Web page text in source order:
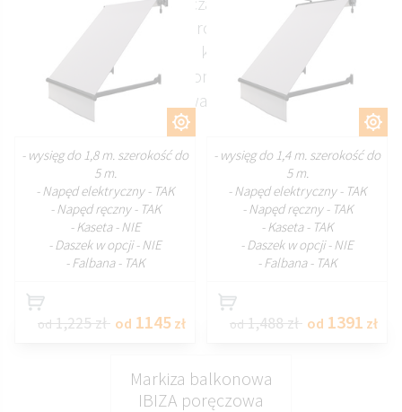
już na etapie padania promieni słonecznych, co
realnie wpływa na komfort termiczny
pomieszczeń. Solidna konstrukcja sprawdza się w
codziennym użytkowaniu przez cały sezon.
- wysięg do 1,8 m. szerokość do
5 m.
- Napęd elektryczny - TAK
- Napęd ręczny - TAK
- Kaseta - NIE
- Daszek w opcji - NIE
- Falbana - TAK
od1,225 zł od 1145 zł
- wysięg do 1,4 m. szerokość do
5 m.
- Napęd elektryczny - TAK
- Napęd ręczny - TAK
- Kaseta - TAK
- Daszek w opcji - NIE
- Falbana - TAK
od1,488 zł od 1391 zł
Markiza balkonowa
IBIZA poręczowa